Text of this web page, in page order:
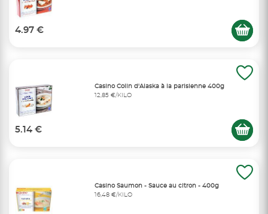
4.97 €
Casino Colin d'Alaska à la parisienne 400g
12,85 €/KILO
5.14 €
Casino Saumon - Sauce au citron - 400g
16,48 €/KILO